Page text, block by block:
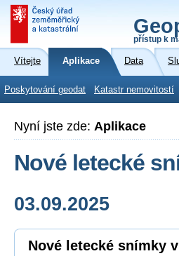
přístup k
Vítejte Aplikace Data
Poskytování geodat Katastr nemovitostí
Nyní jste zde: Aplikace
Nové letecké
03.09.2025
Nové letecké snímky